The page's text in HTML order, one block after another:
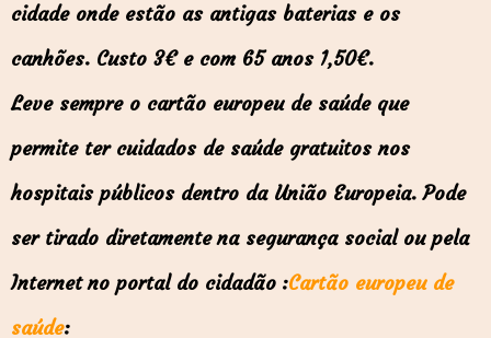
cidade onde estão as antigas baterias e os
canhões. Custo 3€ e com 65 anos 1,50€.
Leve sempre o cartão europeu de saúde que
permite ter cuidados de saúde gratuitos nos
hospitais públicos dentro da União Europeia. Pode
ser tirado diretamente na segurança social ou pela
Internet no portal do cidadão :Cartão europeu de
saúde: